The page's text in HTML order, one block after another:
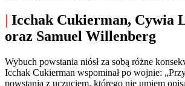
| Icchak Cukierman, Cywia
oraz Samuel Willenberg
Wybuch powstania niósł za sobą różne
Icchak Cukierman wspominał po wojnie:
powstania z uczuciem, którego nie umiem